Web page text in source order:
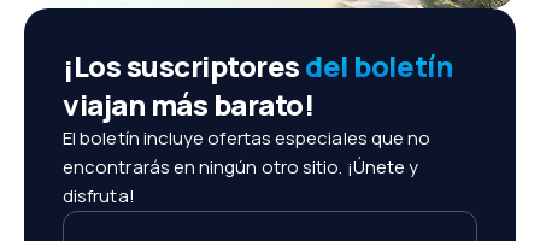
¡Los suscriptoresdel boletín
viajan más barato!
El boletín incluye ofertas especiales que no
encontrarás en ningún otro sitio. ¡Únete y
disfruta!
Tu dirección de email